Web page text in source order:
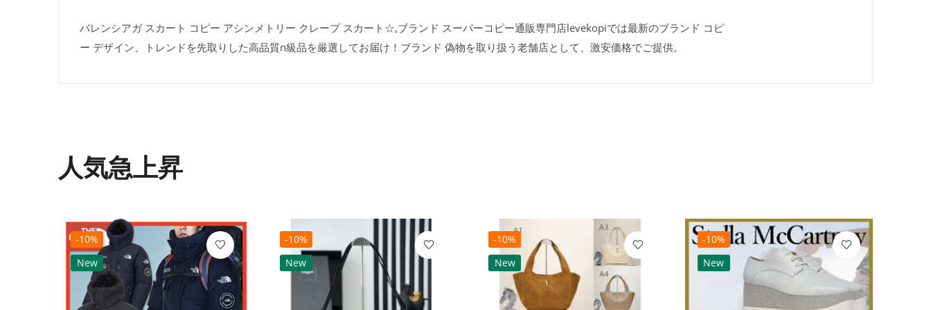
バレンシアガ スカート コピー アシンメトリー クレープ スカート☆,ブランド スーパーコピー通販専門店levekopiでは最新のブランド コピ
ー デザイン、トレンドを先取りした高品質n級品を厳選してお届け！ブランド 偽物を取り扱う老舗店として、激安価格でご提供。
人気急上昇
-10%
New
-10%
New
-10%
New
-10%
New